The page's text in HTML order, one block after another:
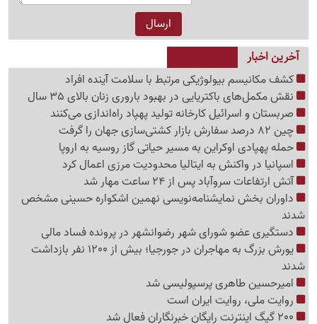
آخرین اخبار
کشف مکانیسم بیولوژیکی مرتبط با سلامت آینده افراد
نقش مکمل‌های باکتریایی در بهبود باروری زنان بالای 35 سال
صربستان و اسرائیل کارخانه تولید پهپاد راه‌اندازی می‌کنند
چین 82 درصد سفارش بازار کشتی‌سازی جهان را گرفت
حمله پهپادی اوکراین به مسیر حیاتی گاز روسیه به اروپا
اسپانیا در واکنش به ایتالیا محدودیت مرزی اعمال کرد
آتش ارتفاعات سروآباد پس از 24 ساعت مهار شد
داوران بخش نمایشنامه‌نویسی نهمین اشکواره حسینی مشخص
شدند
دستگیری عضو شورای شهر رضوانشهر در پرونده فساد مالی
یورش بزرگ به مهاجران در جورجیا؛ بیش از 1200 نفر بازداشت
شدند
امیرحسین طاهری پرسپولیسی شد
روایت ملی، روایت ایران است